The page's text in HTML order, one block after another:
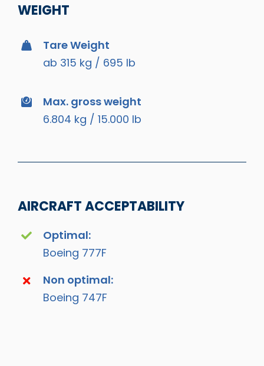
WEIGHT
Tare Weight
ab 315 kg / 695 lb
Max. gross weight
6.804 kg / 15.000 lb
AIRCRAFT ACCEPTABILITY
Optimal:
Boeing 777F
Non optimal:
Boeing 747F